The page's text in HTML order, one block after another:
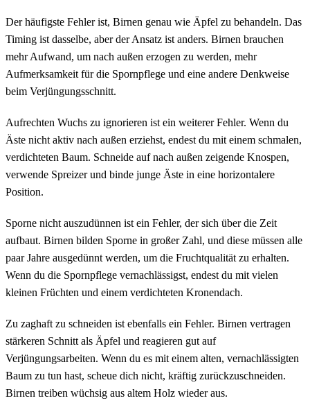
Der häufigste Fehler ist, Birnen genau wie Äpfel zu behandeln. Das
Timing ist dasselbe, aber der Ansatz ist anders. Birnen brauchen
mehr Aufwand, um nach außen erzogen zu werden, mehr
Aufmerksamkeit für die Spornpflege und eine andere Denkweise
beim Verjüngungsschnitt.
Aufrechten Wuchs zu ignorieren ist ein weiterer Fehler. Wenn du
Äste nicht aktiv nach außen erziehst, endest du mit einem schmalen,
verdichteten Baum. Schneide auf nach außen zeigende Knospen,
verwende Spreizer und binde junge Äste in eine horizontalere
Position.
Sporne nicht auszudünnen ist ein Fehler, der sich über die Zeit
aufbaut. Birnen bilden Sporne in großer Zahl, und diese müssen alle
paar Jahre ausgedünnt werden, um die Fruchtqualität zu erhalten.
Wenn du die Spornpflege vernachlässigst, endest du mit vielen
kleinen Früchten und einem verdichteten Kronendach.
Zu zaghaft zu schneiden ist ebenfalls ein Fehler. Birnen vertragen
stärkeren Schnitt als Äpfel und reagieren gut auf
Verjüngungsarbeiten. Wenn du es mit einem alten, vernachlässigten
Baum zu tun hast, scheue dich nicht, kräftig zurückzuschneiden.
Birnen treiben wüchsig aus altem Holz wieder aus.